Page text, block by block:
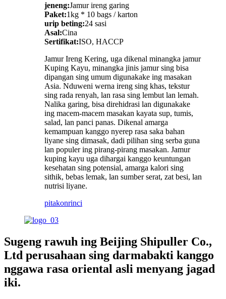
jeneng:Jamur ireng garing
Paket:1kg * 10 bags / karton
urip beting:24 sasi
Asal:Cina
Sertifikat:ISO, HACCP
Jamur Ireng Kering, uga dikenal minangka jamur
Kuping Kayu, minangka jinis jamur sing bisa
dipangan sing umum digunakake ing masakan
Asia. Nduweni werna ireng sing khas, tekstur
sing rada renyah, lan rasa sing lembut lan lemah.
Nalika garing, bisa direhidrasi lan digunakake
ing macem-macem masakan kayata sup, tumis,
salad, lan panci panas. Dikenal amarga
kemampuan kanggo nyerep rasa saka bahan
liyane sing dimasak, dadi pilihan sing serba guna
lan populer ing pirang-pirang masakan. Jamur
kuping kayu uga dihargai kanggo keuntungan
kesehatan sing potensial, amarga kalori sing
sithik, bebas lemak, lan sumber serat, zat besi, lan
nutrisi liyane.
pitakonrinci
Sugeng rawuh ing Beijing Shipuller Co.,
Ltd perusahaan sing darmabakti kanggo
nggawa rasa oriental asli menyang jagad
iki.